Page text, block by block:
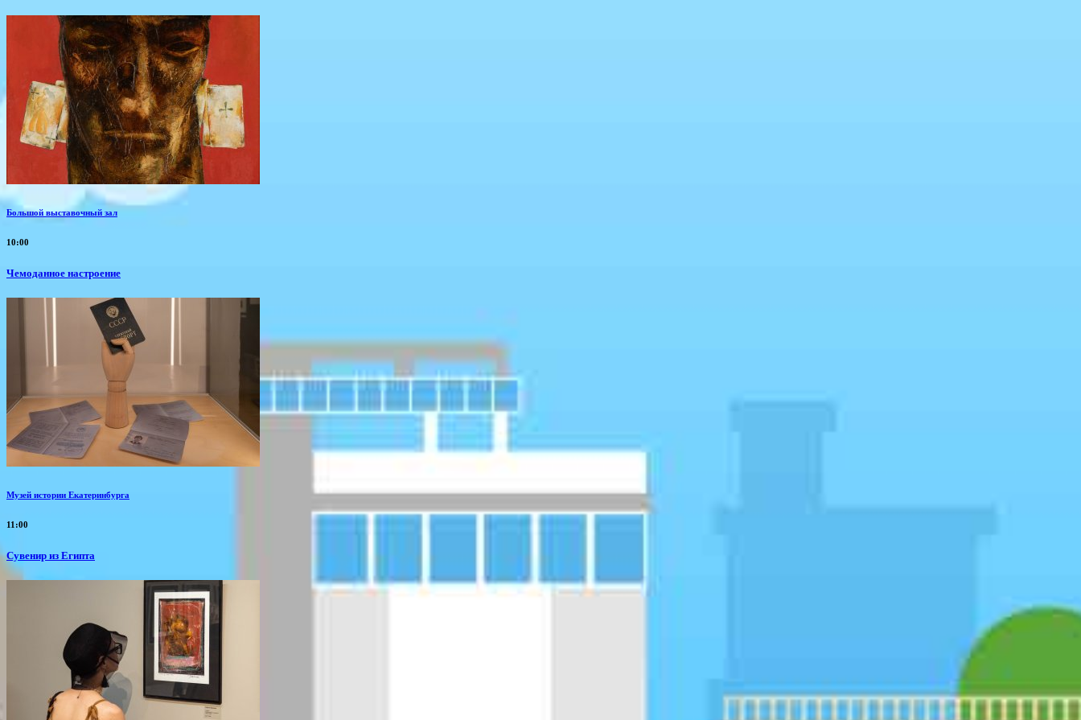
Большой выставочный зал
10:00
Чемоданное настроение
Музей истории Екатеринбурга
11:00
Сувенир из Египта